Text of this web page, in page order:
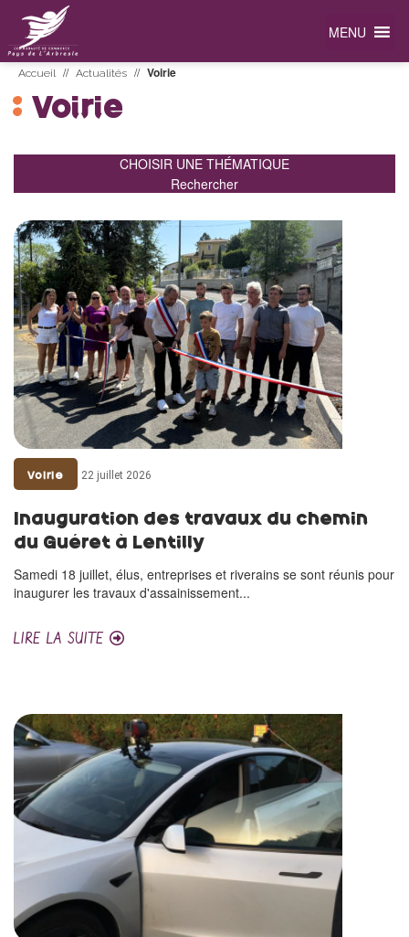
MENU
Accueil // Actualités // Voirie
Voirie
CHOISIR UNE THÉMATIQUE
Rechercher
Voirie 22 juillet 2026
Inauguration des travaux du chemin
du Guéret à Lentilly
Samedi 18 juillet, élus, entreprises et riverains se sont réunis pour
inaugurer les travaux d'assainissement...
LIRE LA SUITE